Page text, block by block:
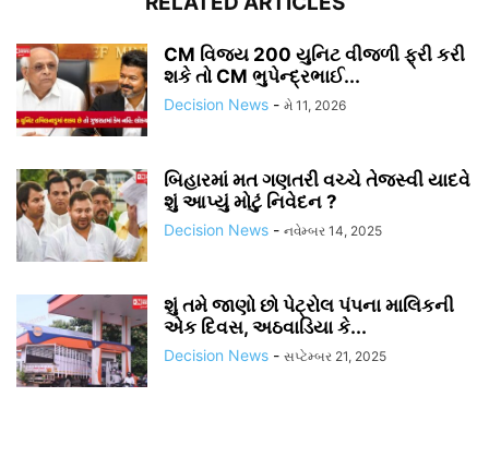
CM વિજય 200 યુનિટ વીજળી ફ્રી કરી
શકે તો CM ભુપેન્દ્રભાઈ...
Decision News - મે 11, 2026
બિહારમાં મત ગણતરી વચ્ચે તેજસ્વી યાદવે
શું આપ્યું મોટું નિવેદન ?
Decision News - નવેમ્બર 14, 2025
શું તમે જાણો છો પેટ્રોલ પંપના માલિકની
એક દિવસ, અઠવાડિયા કે...
Decision News - સપ્ટેમ્બર 21, 2025